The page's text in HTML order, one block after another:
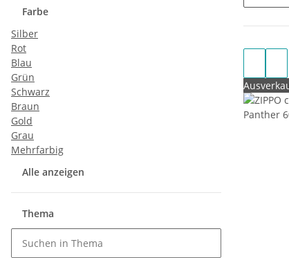
Farbe
Silber
Rot
Blau
Grün
Schwarz
Braun
Gold
Grau
Mehrfarbig
Alle anzeigen
Thema